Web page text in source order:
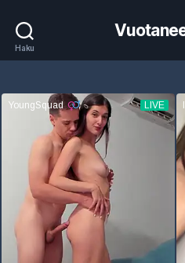
Haku